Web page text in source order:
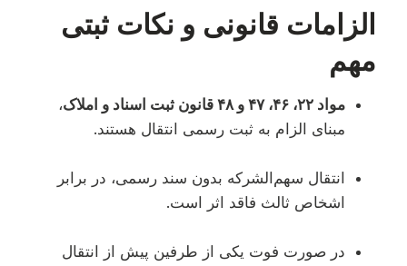
الزامات قانونی و نکات ثبتی
مهم
مواد ۲۲، ۴۶، ۴۷ و ۴۸ قانون ثبت اسناد و املاک
،
مبنای الزام به ثبت رسمی انتقال هستند.
انتقال سهم‌الشرکه بدون سند رسمی، در برابر
اشخاص ثالث فاقد اثر است.
در صورت فوت یکی از طرفین پیش از انتقال